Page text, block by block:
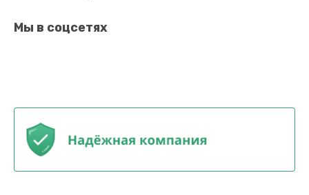
Мы в соцсетях